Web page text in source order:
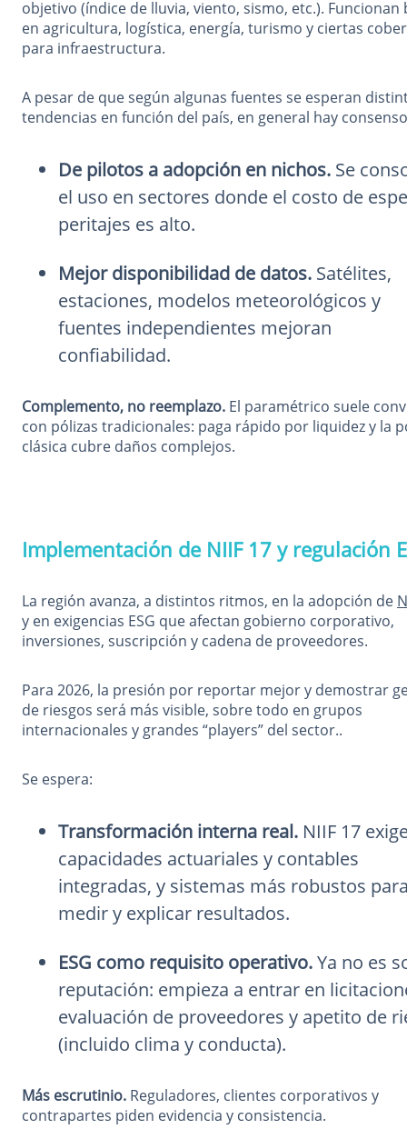
objetivo (índice de lluvia, viento, sismo, etc.). Funcionan
en agricultura, logística, energía, turismo y ciertas
para infraestructura.
A pesar de que según algunas fuentes se esperan
tendencias en función del país, en general hay
De pilotos a adopción en nichos. Se
el uso en sectores donde el costo de
peritajes es alto.
Mejor disponibilidad de datos. Satélites,
estaciones, modelos meteorológicos y
fuentes independientes mejoran
confiabilidad.
Complemento, no reemplazo. El paramétrico suele
con pólizas tradicionales: paga rápido por liquidez y la
clásica cubre daños complejos.
Implementación de NIIF 17 y regulación
La región avanza, a distintos ritmos, en la adopción de
y en exigencias ESG que afectan gobierno corporativo,
inversiones, suscripción y cadena de proveedores.
Para 2026, la presión por reportar mejor y demostrar
de riesgos será más visible, sobre todo en grupos
internacionales y grandes “players” del sector..
Se espera:
Transformación interna real. NIIF 17
capacidades actuariales y contables
integradas, y sistemas más robustos
medir y explicar resultados.
ESG como requisito operativo.Ya no es
reputación: empieza a entrar en
evaluación de proveedores y apetito de
(incluido clima y conducta).
Más escrutinio. Reguladores, clientes corporativos y
contrapartes piden evidencia y consistencia.